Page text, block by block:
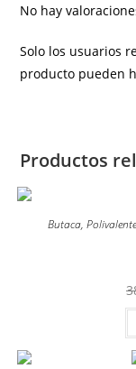
No hay
Solo los usuarios
producto pueden
Productos
Butaca, Polivalente